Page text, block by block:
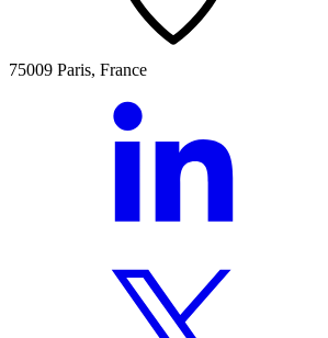
75009 Paris, France